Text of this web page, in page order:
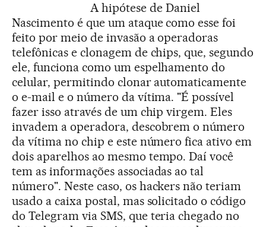
A hipótese de Daniel
Nascimento é que um ataque como esse foi
feito por meio de invasão a operadoras
telefônicas e clonagem de chips, que, segundo
ele, funciona como um espelhamento do
celular, permitindo clonar automaticamente
o e-mail e o número da vítima. "É possível
fazer isso através de um chip virgem. Eles
invadem a operadora, descobrem o número
da vítima no chip e este número fica ativo em
dois aparelhos ao mesmo tempo. Daí você
tem as informações associadas ao tal
número". Neste caso, os hackers não teriam
usado a caixa postal, mas solicitado o código
do Telegram via SMS, que teria chegado no